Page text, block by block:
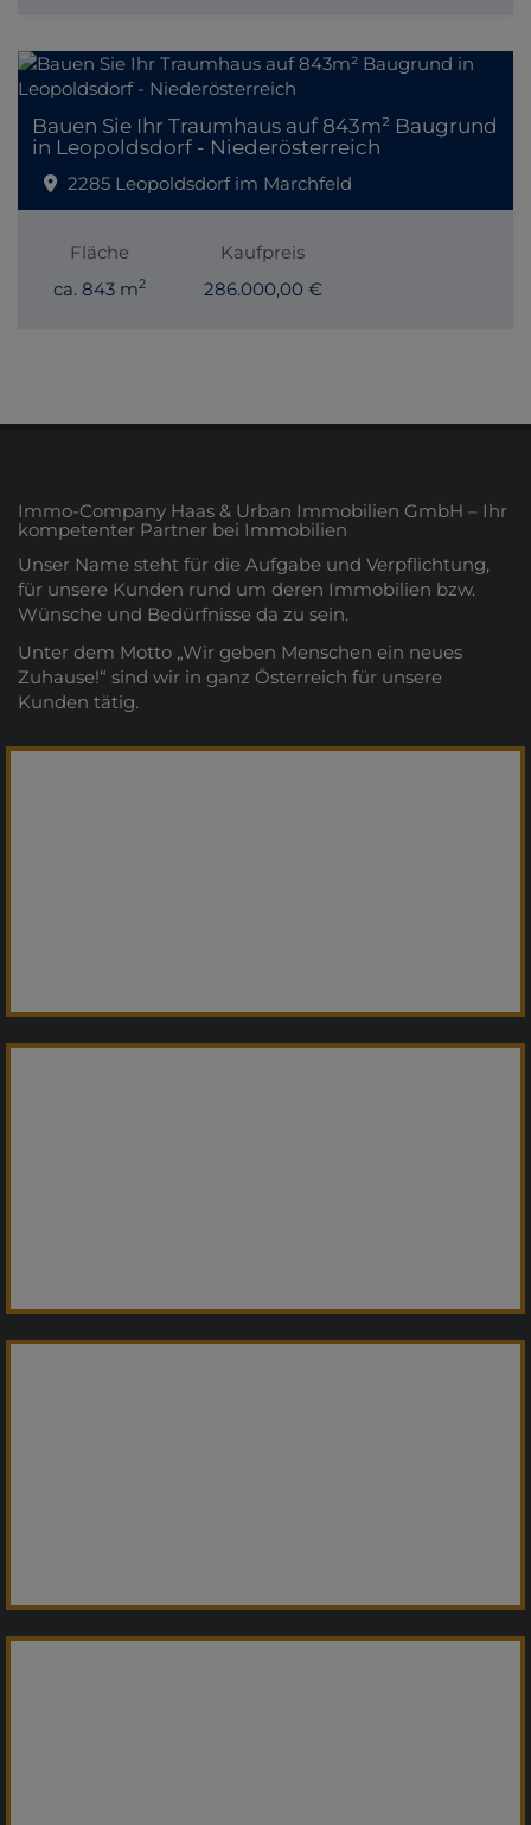
Bauen Sie Ihr Traumhaus auf 843m² Baugrund
in Leopoldsdorf - Niederösterreich
2285 Leopoldsdorf im Marchfeld
Fläche
ca. 843 m2
Kaufpreis
286.000,00 €
Immo-Company Haas & Urban Immobilien GmbH – Ihr
kompetenter Partner bei Immobilien
Unser Name steht für die Aufgabe und Verpflichtung,
für unsere Kunden rund um deren Immobilien bzw.
Wünsche und Bedürfnisse da zu sein.
Unter dem Motto „Wir geben Menschen ein neues
Zuhause!“ sind wir in ganz Österreich für unsere
Kunden tätig.